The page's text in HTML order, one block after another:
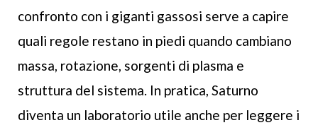
confronto con i giganti gassosi serve a capire
quali regole restano in piedi quando cambiano
massa, rotazione, sorgenti di plasma e
struttura del sistema. In pratica, Saturno
diventa un laboratorio utile anche per leggere i